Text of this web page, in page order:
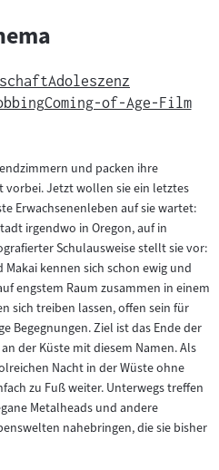
Adoleszenz
Coming-of-Age-Film
und packen ihre
vorbei. Jetzt wollen sie ein letztes
Erwachsenenleben auf sie wartet:
irgendwo in Oregon, auf in
Schulausweise stellt sie vor:
kennen sich schon ewig und
engstem Raum zusammen in einem
sich treiben lassen, offen sein für
Begegnungen. Ziel ist das Ende der
der Küste mit diesem Namen. Als
Nacht in der Wüste ohne
zu Fuß weiter. Unterwegs treffen
Metalheads und andere
nahebringen, die sie bisher